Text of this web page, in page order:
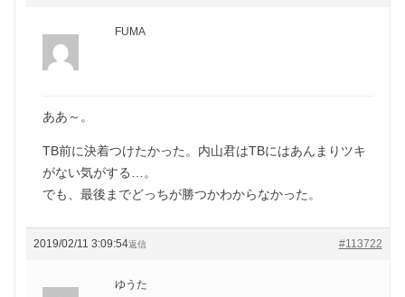
FUMA
ああ～。
TB前に決着つけたかった。内山君はTBにはあんまりツキ
がない気がする…。
でも、最後までどっちが勝つかわからなかった。
2019/02/11 3:09:54 #113722
返信
ゆうた